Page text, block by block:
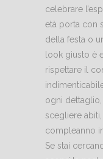
celebrare
età porta con
della festa o
look giusto è
rispettare il
ogni
scegliere
compleanno
Se stai